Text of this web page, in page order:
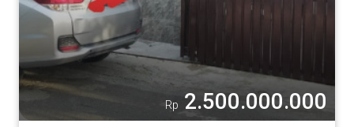
Rp 2.500.000.000